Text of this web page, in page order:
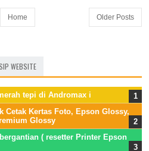
Older Posts
Home
WEBSITE
tepi di Andromax i
Cetak Kertas Foto, Epson Glossy,
Glossy
( resetter Printer Epson